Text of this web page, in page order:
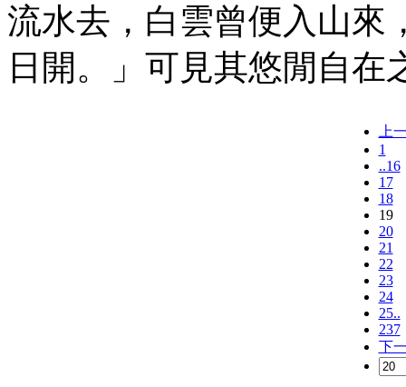
流水去，白雲曾便入山來
日開。」可見其悠閒自在
上
1
..16
17
18
19
20
21
22
23
24
25..
237
下